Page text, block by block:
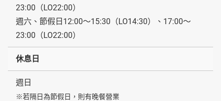
23:00（LO22:00）
週六、節假日12:00〜15:30（LO14:30）、17:00〜
23:00（LO22:00）
休息日
週日
※若隔日為節假日，則有晚餐營業